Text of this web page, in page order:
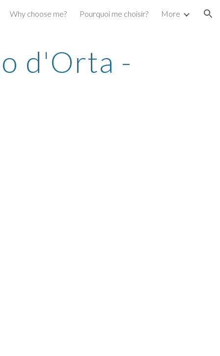
Why choose me? Pourquoi me choisir? More
d'Orta -